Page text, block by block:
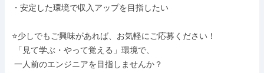
・安定した環境で収入アップを目指したい
⭐少しでもご興味があれば、お気軽にご応募ください！